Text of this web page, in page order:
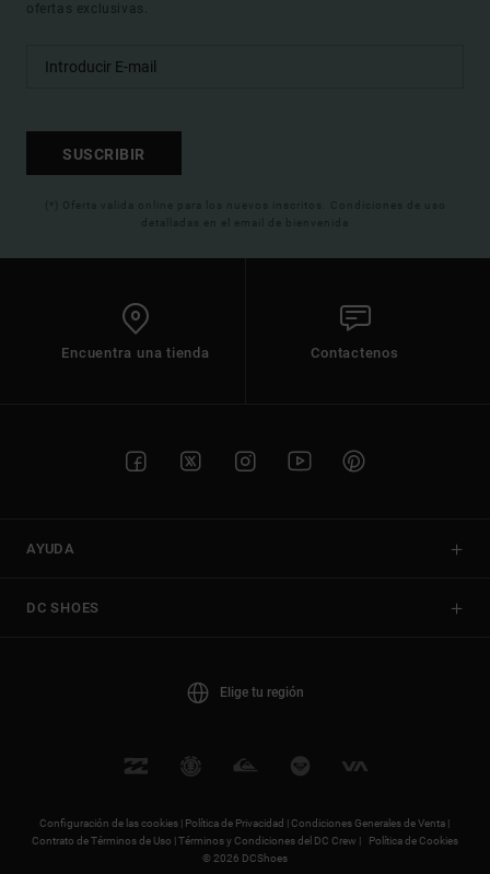
ofertas exclusivas.
SUSCRIBIR
(*) Oferta valida online para los nuevos inscritos. Condiciones de uso
detalladas en el email de bienvenida
Encuentra una tienda Contactenos
AYUDA
DC SHOES
Elige tu región
Configuración de las cookies | Política de Privacidad |Condiciones Generales de Venta |
Contrato de Términos de Uso |Términos y Condiciones del DC Crew |
Política de Cookies
© 2026 DCShoes